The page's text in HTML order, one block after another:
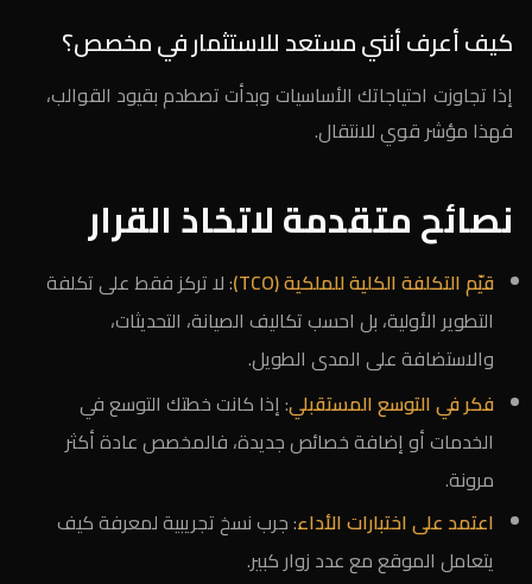
كيف أعرف أنني مستعد للاستثمار في مخصص؟
إذا تجاوزت احتياجاتك الأساسيات وبدأت تصطدم بقيود القوالب،
فهذا مؤشر قوي للانتقال.
نصائح متقدمة لاتخاذ القرار
قيّم التكلفة الكلية للملكية (TCO)
: لا تركز فقط على تكلفة
التطوير الأولية، بل احسب تكاليف الصيانة، التحديثات،
والاستضافة على المدى الطويل.
فكر في التوسع المستقبلي: إذا كانت خطتك التوسع في
الخدمات أو إضافة خصائص جديدة، فالمخصص عادة أكثر
مرونة.
اعتمد على اختبارات الأداء: جرب نسخ تجريبية لمعرفة كيف
يتعامل الموقع مع عدد زوار كبير.